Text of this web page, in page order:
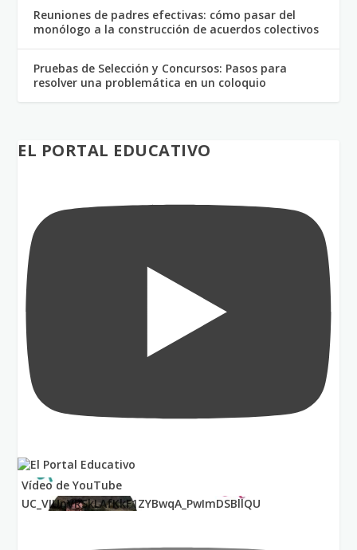
Reuniones de padres efectivas: cómo pasar del
monólogo a la construcción de acuerdos colectivos
Pruebas de Selección y Concursos: Pasos para
resolver una problemática en un coloquio
EL PORTAL EDUCATIVO
Vídeo de YouTube
UC_VIUnVRSkLAfKkF1ZYBwqA_PwImDSBllQU